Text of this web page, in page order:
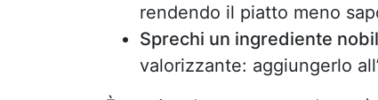
rendendo il piatto meno
Sprechi un ingrediente
valorizzante: aggiungerlo